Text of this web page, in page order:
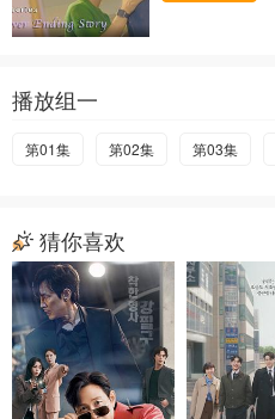
播放组一
第01集 第02集 第03集
猜你喜欢